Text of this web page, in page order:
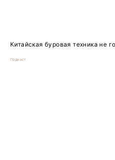
Китайская буровая техника не
Подкаст